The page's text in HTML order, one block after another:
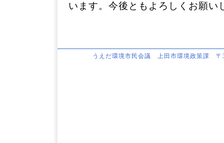
います。今後ともよろしくお願い
うえだ環境市民会議 上田市環境政策課 〒